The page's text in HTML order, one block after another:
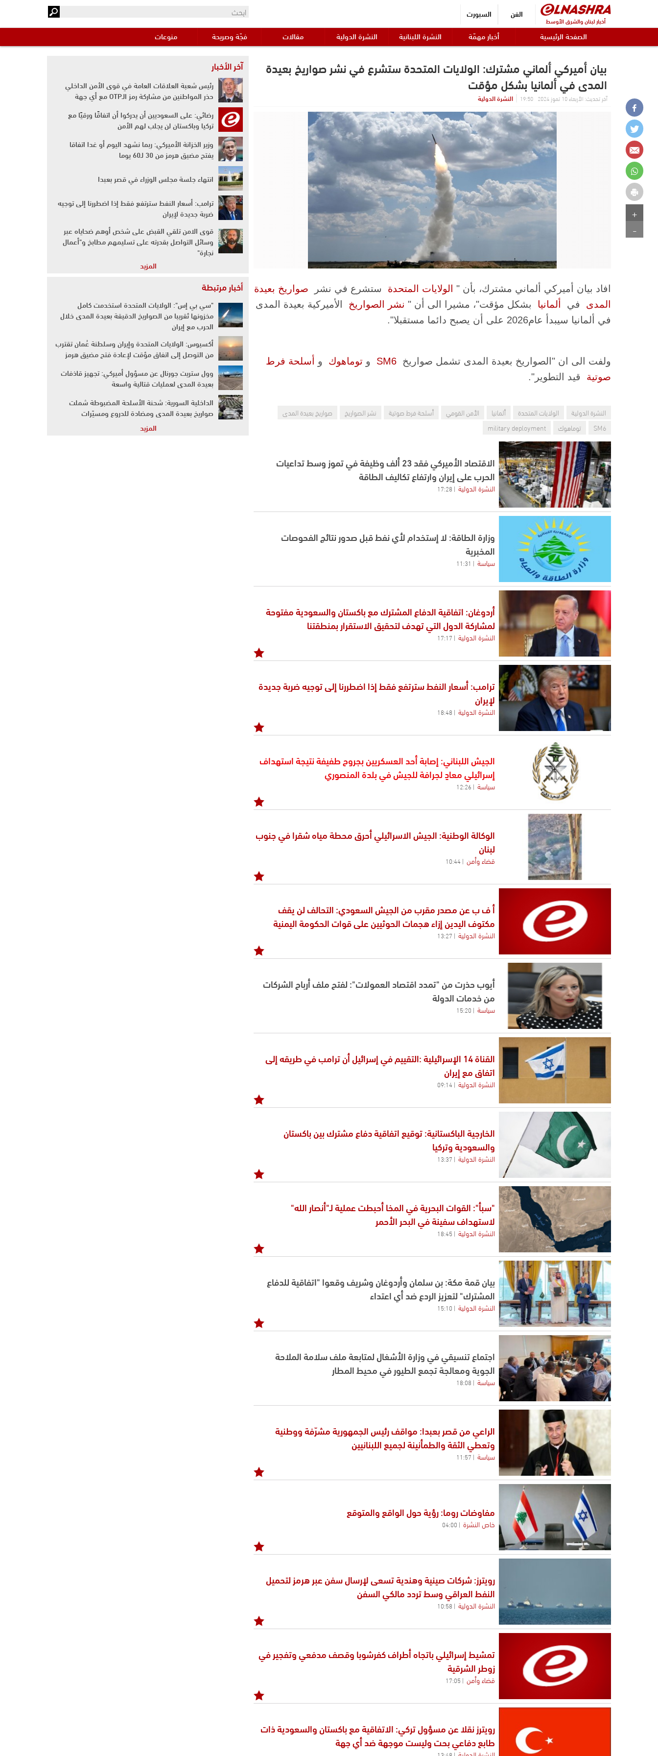
أخبار لبنان والشرق الأوسط
الفن السبورت
الصفحة الرئيسية أخبار مهمّة النشرة اللبنانية النشرة الدولية مقالات فجّة وصريحة منوعات
+
-
بيان أميركي ألماني مشترك: الولايات المتحدة ستشرع في نشر صواريخ بعيدة
المدى في ألمانيا بشكل مؤقت
آخر تحديث: الأربعاء 10 تموز 2024 19:50 النشرة الدولية
افاد بيان أميركي ألماني مشترك، بأن "​ الولايات المتحدة ​ ستشرع في نشر ​
صواريخ بعيدة
المدى
​ في ​ ألمانيا ​ بشكل مؤقت"، مشيرا الى أن "​ نشر الصواريخ
​ الأميركية بعيدة المدى
في ألمانيا سيبدأ عام2026 على أن يصبح دائما مستقبلا".
ولفت الى ان "الصواريخ بعيدة المدى تشمل صواريخ ​ SM6 ​ و​ توماهوك ​ و​
أسلحة فرط
صوتية
​ قيد التطوير".
النشرة الدولية الولايات المتحدة ألمانيا الأمن القومي أسلحة فرط صوتية نشر الصواريخ
صواريخ بعيدة المدى
SM6
توماهوك military deployment
الاقتصاد الأميركي فقد 23 ألف وظيفة في تموز وسط تداعيات
الحرب على إيران وارتفاع تكاليف الطاقة
النشرة الدولية 17:28
وزارة الطاقة: لا إستخدام لأي نفط قبل صدور نتائج الفحوصات
المخبرية
سياسة 11:31
أردوغان: اتفاقية الدفاع المشترك مع باكستان والسعودية مفتوحة
لمشاركة الدول التي تهدف لتحقيق الاستقرار بمنطقتنا
النشرة الدولية 17:17
ترامب: أسعار النفط سترتفع فقط إذا اضطررنا إلى توجيه ضربة جديدة
لإيران
النشرة الدولية 18:48
الجيش اللبناني: إصابة أحد العسكريين بجروح طفيفة نتيجة استهداف
إسرائيلي معادٍ لجرافة للجيش في بلدة المنصوري
سياسة 12:26
الوكالة الوطنية: الجيش الاسرائيلي أحرق محطة مياه شقرا في جنوب
لبنان
قضاء وأمن 10:44
أ ف ب عن مصدر مقرب من الجيش السعودي: التحالف لن يقف
مكتوف اليدين إزاء هجمات الحوثيين على قوات الحكومة اليمنية
النشرة الدولية 13:27
أيوب حذرت من "تمدد اقتصاد العمولات": لفتح ملف أرباح الشركات
من خدمات الدولة
سياسة 15:20
القناة 14 الإسرائيلية :التقييم في إسرائيل أن ترامب في طريقه إلى
اتفاق مع إيران
النشرة الدولية 09:14
الخارجية الباكستانية: توقيع اتفاقية دفاع مشترك بين باكستان
والسعودية وتركيا
النشرة الدولية 13:37
"سبأ": القوات البحرية في المخا أحبطت عملية لـ"أنصار الله"
لاستهداف سفينة في البحر الأحمر
النشرة الدولية 18:45
بيان قمة مكة: بن سلمان وأردوغان وشريف وقعوا "اتفاقية للدفاع
المشترك" لتعزيز الردع ضد أي اعتداء
النشرة الدولية 15:10
اجتماع تنسيقي في وزارة الأشغال لمتابعة ملف سلامة الملاحة
الجوية ومعالجة تجمع الطيور في محيط المطار
سياسة 18:08
الراعي من قصر بعبدا: مواقف رئيس الجمهورية مشرّفة ووطنية
وتعطي الثقة والطمأنينة لجميع اللبنانيين
سياسة 11:57
مفاوضات روما: رؤية حول الواقع والمتوقع
خاص النشرة 04:00
رويترز: شركات صينية وهندية تسعى لإرسال سفن عبر هرمز لتحميل
النفط العراقي وسط تردد مالكي السفن
النشرة الدولية 10:58
تمشيط إسرائيلي باتجاه أطراف كفرشوبا وقصف مدفعي وتفجير في
زوطر الشرقية
قضاء وأمن 17:05
رويترز نقلا عن مسؤول تركي: الاتفاقية مع باكستان والسعودية ذات
طابع دفاعي بحت وليست موجهة ضد أي جهة
آخر الأخبار
رئيس شعبة العلاقات العامة في قوى الأمن الداخلي
حذر المواطنين من مشاركة رمز الـOTP مع أي جهة
رضائي: على السعوديين أن يدركوا أن اتفاقًا ورقيًا مع
تركيا وباكستان لن يجلب لهم الأمن
وزير الخزانة الأميركي: ربما نشهد اليوم أو غدا اتفاقا
يفتح مضيق هرمز من 30 لـ60 يوما
انتهاء جلسة مجلس الوزراء في قصر بعبدا
ترامب: أسعار النفط سترتفع فقط إذا اضطررنا إلى توجيه
ضربة جديدة لإيران
قوى الامن تلقي القبض على شخص أوهم ضحاياه عبر
وسائل التواصل بقدرته على تسليمهم مطابخ و"أعمال
نجارة"
المزيد
أخبار مرتبطة
"سي بي إس": الولايات المتحدة استخدمت كامل
مخزونها ئقريبا من الصواريخ الدقيقة بعيدة المدى خلال
الحرب مع إيران
أكسيوس: الولايات المتحدة وإيران وسلطنة عُمان تقترب
من التوصل إلى اتفاق مؤقت لإعادة فتح مضيق هرمز
وول ستريت جورنال عن مسؤول أميركي: تجهيز قاذفات
بعيدة المدى لعمليات قتالية واسعة
الداخلية السورية: شحنة الأسلحة المضبوطة شملت
صواريخ بعيدة المدى ومضادة للدروع ومسيّرات
الحكومة البريطانية: سنقود تحالفا يضم اثنتي عشرة
المزيد